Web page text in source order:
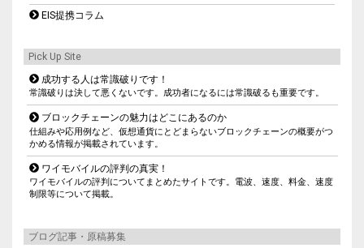
EIS提携コラム
Pick Up Site
成功する人は常識破りです！
常識破りは決して悪くないです。成功者になるには常識破るも重要です。
ブロックチェーンの魅力はどこにあるのか
仕組みや応用例など、仮想通貨にとどまらないブロックチェーンの概要がつ
かめる情報が掲載されています。
ワイモバイルの評判の真実！
ワイモバイルの評判についてまとめたサイトです。電波、速度、料金、速度
制限等について掲載。
ブログ記事・原稿募集